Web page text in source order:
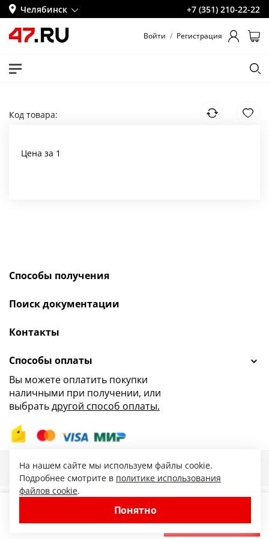
Челябинск +7 (351) 210-22-22
Войти / Регистрация
Код товара:
− + В корзину
Цена за 1
Способы получения
Поиск документации
Контакты
Способы оплаты
Вы можете оплатить покупки
наличными при получении, или
выбратьдругой способ оплаты.
На нашем сайте мы используем файлы cookie.
Подробнее смотрите в политике использования
файлов cookie.
Понятно
47.ru — интернет-магазин сантехники от
© 2010-2026. Все права защищены.